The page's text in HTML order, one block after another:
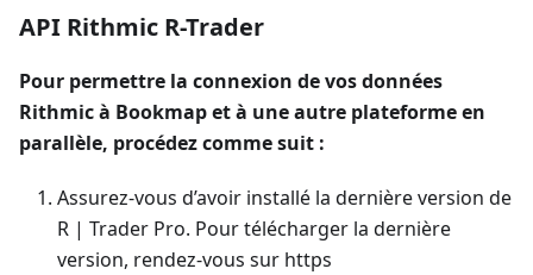
API Rithmic R-Trader
Pour permettre la connexion de vos données
Rithmic à Bookmap et à une autre plateforme en
parallèle, procédez comme suit :
Assurez-vous d’avoir installé la dernière version de
R | Trader Pro. Pour télécharger la dernière
version, rendez-vous sur https